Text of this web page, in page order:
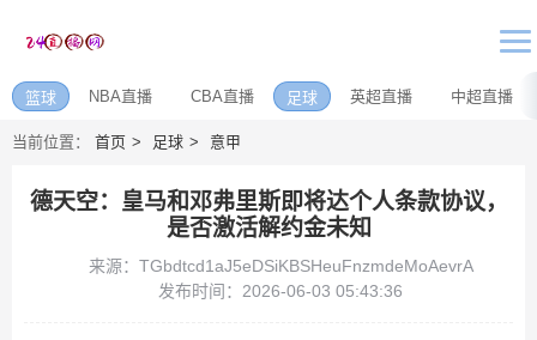
篮球 NBA直播 CBA直播 足球 英超直播 中超直播
当前位置： 首页 足球 意甲
德天空：皇马和邓弗里斯即将达个人条款协议，
是否激活解约金未知
来源：TGbdtcd1aJ5eDSiKBSHeuFnzmdeMoAevrA
发布时间：2026-06-03 05:43:36